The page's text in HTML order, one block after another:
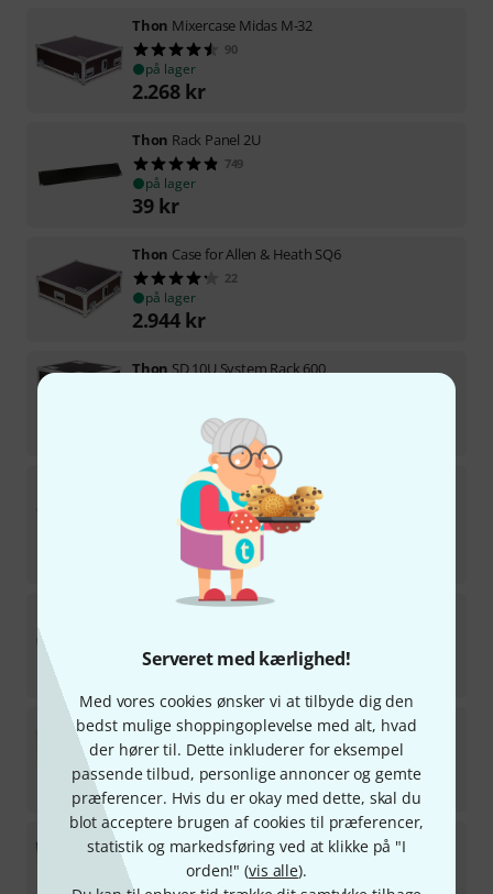
Serveret med kærlighed!
Med vores cookies ønsker vi at tilbyde dig den
bedst mulige shoppingoplevelse med alt, hvad
der hører til. Dette inkluderer for eksempel
passende tilbud, personlige annoncer og gemte
præferencer. Hvis du er okay med dette, skal du
blot acceptere brugen af cookies til præferencer,
statistik og markedsføring ved at klikke på "I
orden!" (vis alle).
Thon Mixercase Midas M-32
90
på lager
2.268 kr
Thon Rack Panel 2U
749
på lager
39 kr
Thon Case for Allen & Heath SQ6
22
på lager
2.944 kr
Thon SD 10U System Rack 600
kr
Mixer Case Pioneer DJM A9
11
MEST SOLGTE
kr
Rack Drawer 2U Lockable
på lager
Thon Mikrostativ Case for 15 Stands
6
på lager
7.799 kr
Thon Profi Drawer Case
5
MEST SOLGTE